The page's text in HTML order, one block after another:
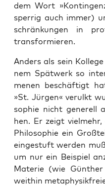
dem Wort
sper­rig auch immer)
schrän­kun­gen in
transformieren.
Anders als sein
nem Spät­werk so
me­nen beschäf­tigt
»St. Jür­gen« ver­ulkt
so­phie nicht gene­rell
hen. Er zeigt
Phi­lo­so­phie ein
ein­ge­stuft wer­den
um nur ein Bei­spiel
Mate­rie (wie
weit­hin